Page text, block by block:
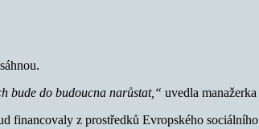
bude do budoucna narůstat,“ uvedla
financovaly z prostředků Evropského